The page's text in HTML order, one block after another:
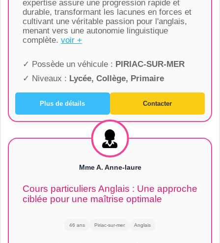
expertise assure une progression rapide et
durable, transformant les lacunes en forces et
cultivant une véritable passion pour l'anglais,
menant vers une autonomie linguistique
complète. voir +
✓ Possède un véhicule : PIRIAC-SUR-MER
✓ Niveaux : Lycée, Collège, Primaire
Plus de détails Contacter
Mme A. Anne-laure
Cours particuliers Anglais : Une approche
ciblée pour une maîtrise optimale
46 ans Piriac-sur-mer Anglais